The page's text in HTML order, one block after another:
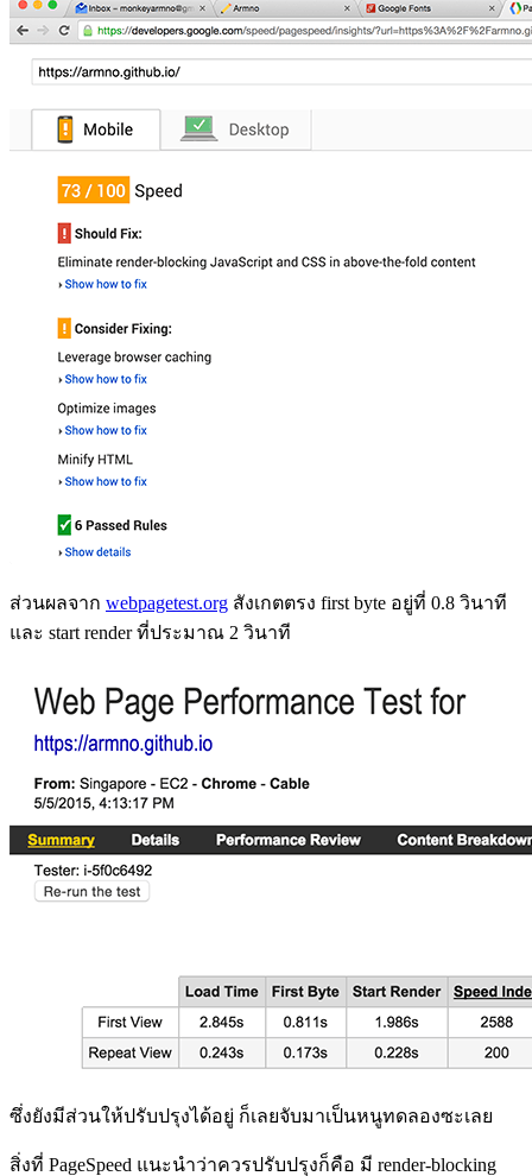
ส่วนผลจาก webpagetest.org สังเกตตรง first byte อยู่ที่ 0.8 วินาที
และ start render ที่ประมาณ 2 วินาที
ซึ่งยังมีส่วนให้ปรับปรุงได้อยู่ ก็เลยจับมาเป็นหนูทดลองซะเลย
สิ่งที่ PageSpeed แนะนำว่าควรปรับปรุงก็คือ มี render-blocking